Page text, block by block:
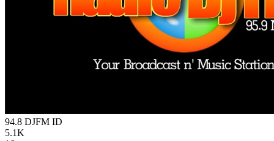
94.8 DJFM ID
5.1K